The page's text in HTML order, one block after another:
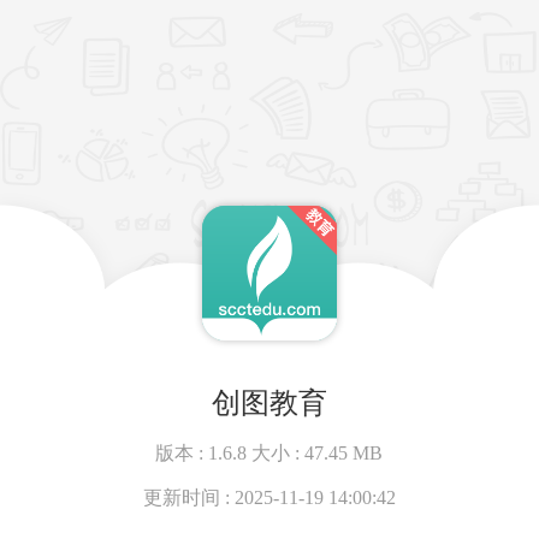
创图教育
版本 : 1.6.8 大小 :47.45 MB
更新时间 : 2025-11-19 14:00:42